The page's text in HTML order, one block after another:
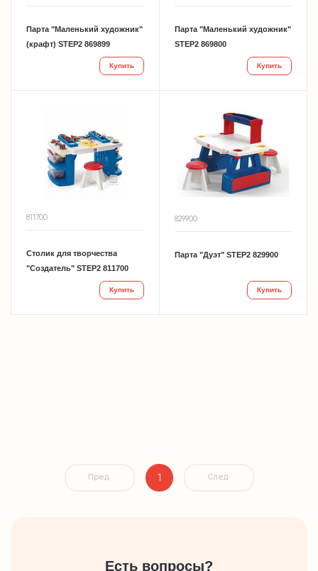
Парта "Маленький художник"
(крафт) STEP2 869899
Купить
Парта "Маленький художник"
STEP2 869800
Купить
811700
Столик для творчества
"Создатель" STEP2 811700
Купить
829900
Парта "Дуэт" STEP2 829900
Купить
Пред. 1 След.
Есть вопросы?